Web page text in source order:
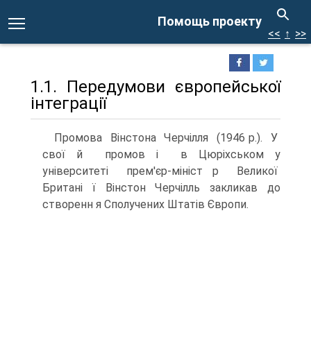
Помощь проекту
<< ↑ >>
1.1. Передумови європейської
інтеграції
Промова Вінстона Черчілля (1946 p.). У
свої й промов і в Цюріхськом у
університеті прем'єр-мініст р Великої
Британі ї Вінстон Черчілль закликав до
створенн я Сполучених Штатів Європи.